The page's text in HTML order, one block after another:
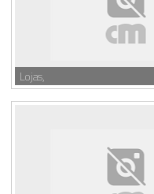
Lojas,